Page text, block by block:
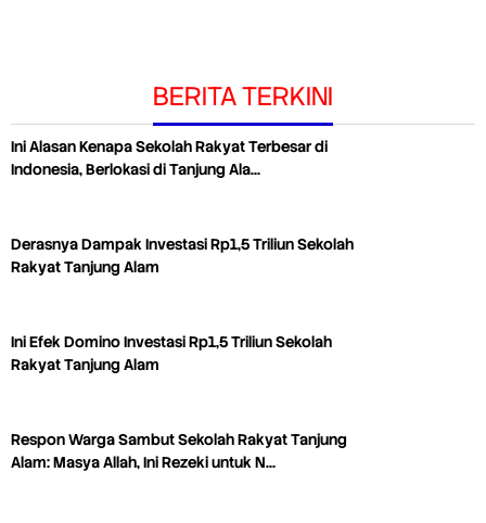
BERITA TERKINI
Ini Alasan Kenapa Sekolah Rakyat Terbesar di
Indonesia, Berlokasi di Tanjung Ala…
Derasnya Dampak Investasi Rp1,5 Triliun Sekolah
Rakyat Tanjung Alam
Ini Efek Domino Investasi Rp1,5 Triliun Sekolah
Rakyat Tanjung Alam
Respon Warga Sambut Sekolah Rakyat Tanjung
Alam: Masya Allah, Ini Rezeki untuk N…